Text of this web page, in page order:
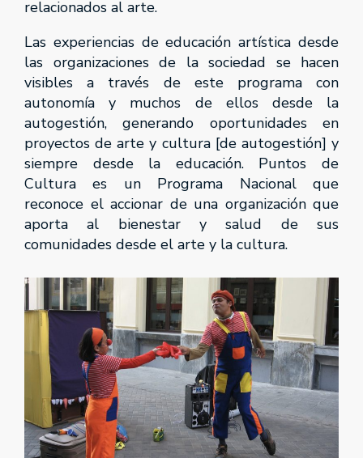
relacionados al arte.
Las experiencias de educación artística desde
las organizaciones de la sociedad se hacen
visibles a través de este programa con
autonomía y muchos de ellos desde la
autogestión, generando oportunidades en
proyectos de arte y cultura [de autogestión] y
siempre desde la educación. Puntos de
Cultura es un Programa Nacional que
reconoce el accionar de una organización que
aporta al bienestar y salud de sus
comunidades desde el arte y la cultura.